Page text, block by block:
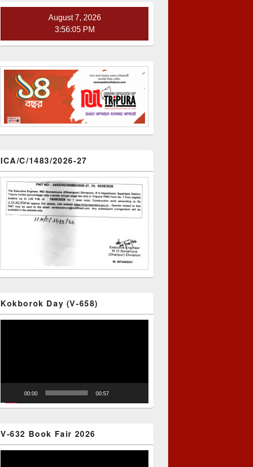
August 7, 2026
3:56:06 PM
ICA/C/1483/2026-27
Kokborok Day (V-658)
00:00 00:57
V-632 Book Fair 2026